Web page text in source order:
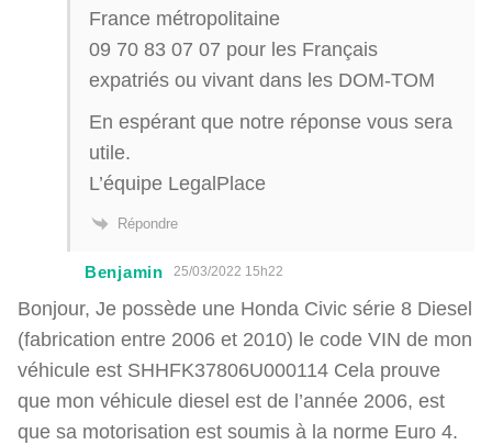
France métropolitaine
09 70 83 07 07 pour les Français
expatriés ou vivant dans les DOM-TOM
En espérant que notre réponse vous sera
utile.
L’équipe LegalPlace
Répondre
Benjamin 25/03/2022 15h22
Bonjour, Je possède une Honda Civic série 8 Diesel
(fabrication entre 2006 et 2010) le code VIN de mon
véhicule est SHHFK37806U000114 Cela prouve
que mon véhicule diesel est de l’année 2006, est
que sa motorisation est soumis à la norme Euro 4.